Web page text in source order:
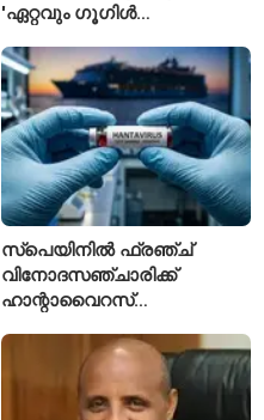
'ഏറ്റവും ഗൂഗിൾ
വിശേഷിപ്പിക്കപ്പെട്ട
ഗവേഷകൻ രാജിവെച്ചു
സ്പെയിനിൽ ഫ്രഞ്ച്
വിനോദസഞ്ചാരിക്ക്
ഹാന്റാവൈറസ്
ഐസൊലേഷനിൽ
പ്രവേശിപ്പിച്ചു